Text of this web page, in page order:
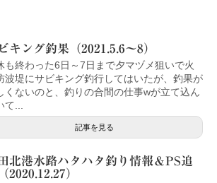
キング釣果（2021.5.6～8）
も終わった6日～7日まで夕マヅメ狙いで火
波堤にサビキング釣行してはいたが、釣果が
くないのと、釣りの合間の仕事wが立て込ん
て...
記事を見る
北港水路ハタハタ釣り情報＆PS追
2020.12.27）